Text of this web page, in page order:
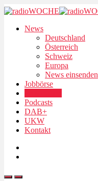
News
Deutschland
Österreich
Schweiz
Europa
News einsenden
Jobbörse
Podcasts
DAB+
UKW
Kontakt